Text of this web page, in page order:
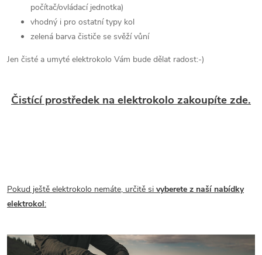
počítač/ovládací jednotka)
vhodný i pro ostatní typy kol
zelená barva čističe se svěží vůní
Jen čisté a umyté elektrokolo Vám bude dělat radost:-)
Čistící prostředek na elektrokolo zakoupíte zde.
Pokud ještě elektrokolo nemáte, určitě si vyberete z naší nabídky
elektrokol: